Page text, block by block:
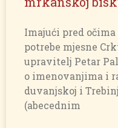
Imajući pred
potrebe mjesne
upravitelj Petar
o imenovanjima i
duvanjskoj i
(abecednim